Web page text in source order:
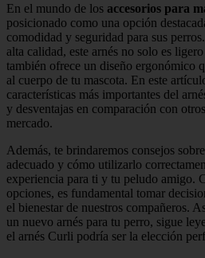
En el mundo de los accesorios para
posicionado como una opción
comodidad y seguridad para sus
alta calidad, este arnés no solo es
también ofrece un diseño ergonómico
al cuerpo de tu mascota. En este
características más importantes del
y desventajas en comparación con
mercado.
Además, te brindaremos consejos
adecuado y cómo utilizarlo
experiencia para ti y tu peludo amigo.
opciones, es fundamental tomar
el bienestar de nuestros compañeros.
un nuevo arnés para tu perro, sigue
el arnés Curli podría ser la elección